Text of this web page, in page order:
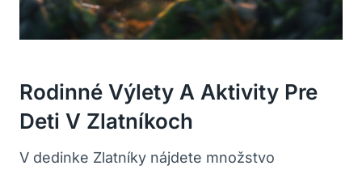
Rodinné Výlety A Aktivity⁣ Pre
Deti V Zlatníkoch
V dedinke Zlatníky nájdete⁤ množstvo